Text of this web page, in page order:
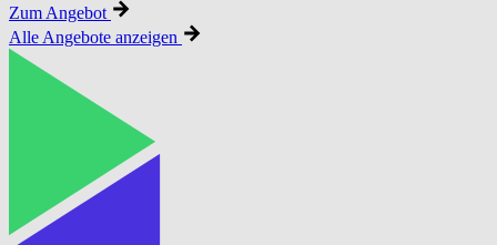
Zum Angebot
Alle Angebote anzeigen